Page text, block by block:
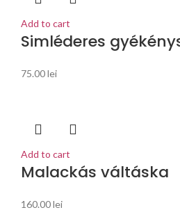
Add to cart
Simléderes
75.00lei
Add to cart
Malackás váltáska
160.00lei